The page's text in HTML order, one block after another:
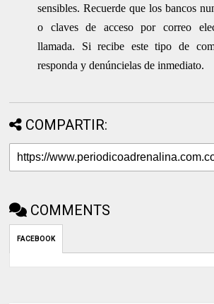
sensibles. Recuerde que los bancos
o claves de acceso por correo
llamada. Si recibe este tipo de
responda y denúncielas de inmediato.
COMPARTIR:
COMMENTS
FACEBOOK